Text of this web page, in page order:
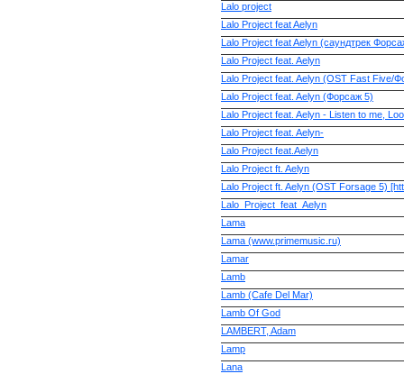
Lalo project
Lalo Project feat Aelyn
Lalo Project feat Aelyn (саундтрек
Lalo Project feat. Aelyn
Lalo Project feat. Aelyn (OST Fast Five/
Lalo Project feat. Aelyn (Форсаж 5)
Lalo Project feat. Aelyn - Listen to me,
Lalo Project feat. Aelyn-
Lalo Project feat.Aelyn
Lalo Project ft. Aelyn
Lalo Project ft. Aelyn (OST Forsage 5)
Lalo_Project_feat_Aelyn
Lama
Lama (www.primemusic.ru)
Lamar
Lamb
Lamb (Cafe Del Mar)
Lamb Of God
LAMBERT, Adam
Lamp
Lana